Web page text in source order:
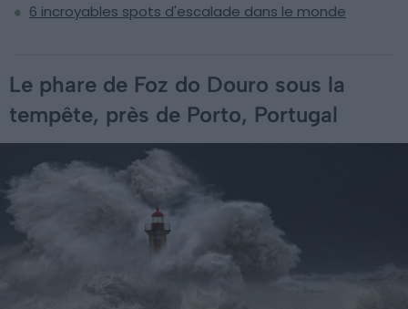
6 incroyables spots d'escalade dans le monde
Le phare de Foz do Douro sous la
tempête, près de Porto, Portugal